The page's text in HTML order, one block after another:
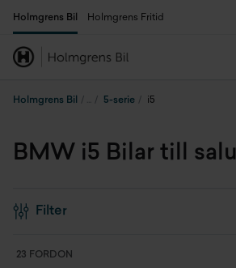
Holmgrens Bil Holmgrens Fritid
Holmgrens Bil 5-serie i5
BMW i5 Bilar till salu
Filter
23 FORDON